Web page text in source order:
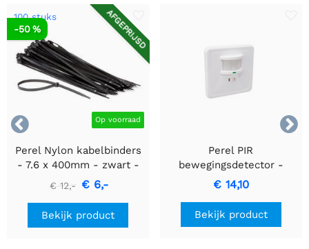


AFGEPRIJSD
100 stuks
Op voorraad
-50 %
Perel Nylon kabelbinders
- 7.6 x 400mm - zwart -
100 stuks
€ 12,- € 6,-
Bekijk product
Perel PIR
bewegingsdetector -
Inbouw met
bewegingsdetectie &
inbouwontwerp
€ 14,10
Bekijk product